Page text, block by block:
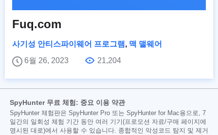
Fuq.com
사기성 안티스파이웨어 프로그램 , 맥 맬웨어
6월 26, 2023
21,204
SpyHunter 무료 체험: 중요 이용 약관
SpyHunter 체험판은 SpyHunter Pro 또는 SpyHunter for Mac용으로, 7
일간의 일회성 체험 기간 동안 여러 기기(프로모션 자료/구매 페이지에
명시된 대로)에서 사용할 수 있습니다. 종합적인 악성코드 탐지 및 제거